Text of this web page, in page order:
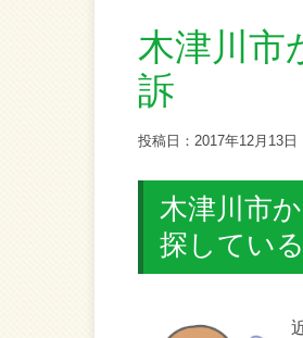
木津川市
訴
投稿日：2017年12月13
木津川市
探してい